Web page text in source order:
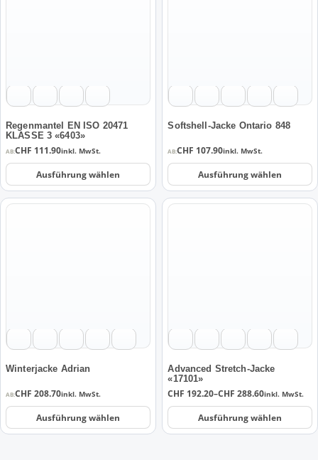
Regenmantel EN ISO 20471
KLASSE 3 «6403»
AB:CHF 111.90inkl. MwSt.
Ausführung wählen
können
auf
der
Produktseite
gewählt
werden
Softshell-Jacke Ontario 848
AB:CHF 107.90inkl. MwSt.
Ausführung wählen
können
auf
der
gewählt
werden
Winterjacke Adrian
AB:CHF 208.70inkl. MwSt.
Ausführung wählen
können
auf
der
gewählt
werden
Advanced Stretch-Jacke
«17101»
CHF 192.20–CHF 288.60
Preisspanne:
bis
CHF 288.60
inkl. MwSt.
Ausführung wählen
können
auf
der
Produktseite
gewählt
werden